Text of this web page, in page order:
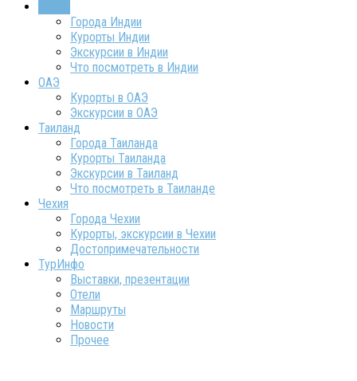
Города Индии
Курорты Индии
Экскурсии в Индии
Что посмотреть в Индии
ОАЭ
Курорты в ОАЭ
Экскурсии в ОАЭ
Таиланд
Города Таиланда
Курорты Таиланда
Экскурсии в Таиланд
Что посмотреть в Таиланде
Чехия
Города Чехии
Курорты, экскурсии в Чехии
Достопримечательности
ТурИнфо
Выставки, презентации
Отели
Маршруты
Новости
Прочее